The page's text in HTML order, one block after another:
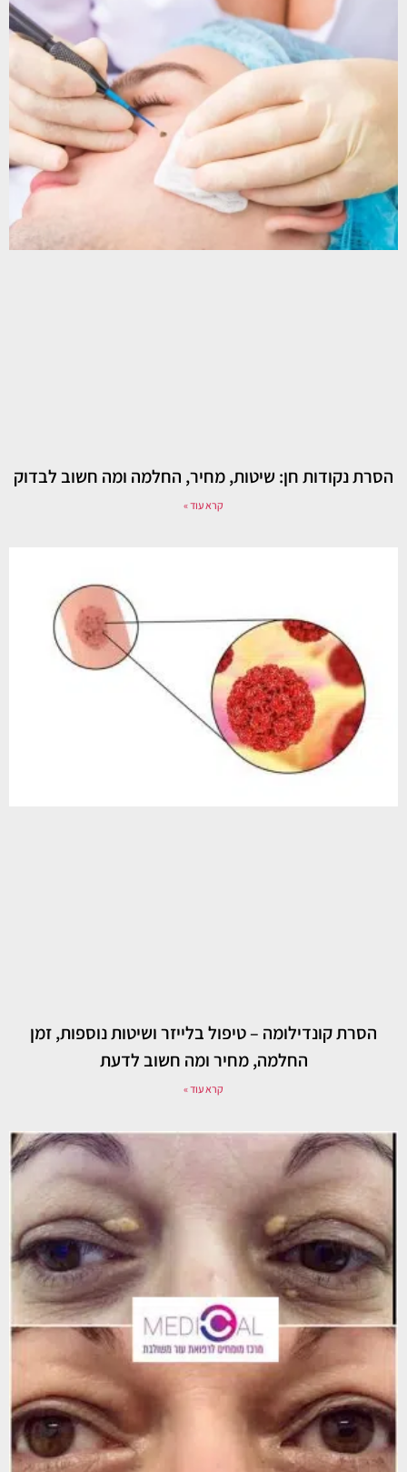
הסרת נקודות חן: שיטות, מחיר, החלמה ומה חשוב לבדוק
קרא עוד »
הסרת קונדילומה – טיפול בלייזר ושיטות נוספות, זמן
החלמה, מחיר ומה חשוב לדעת
קרא עוד »